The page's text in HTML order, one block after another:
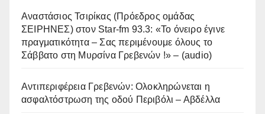
Αναστάσιος Τσιρίκας (Πρόεδρος ομάδας
ΣΕΙΡΗΝΕΣ) στον Star-fm 93.3: «Το όνειρο έγινε
πραγματικότητα – Σας περιμένουμε όλους το
Σάββατο στη Μυρσίνα Γρεβενών !» – (audio)
Αντιπεριφέρεια Γρεβενών: Ολοκληρώνεται η
ασφαλτόστρωση της οδού Περιβόλι – Αβδέλλα